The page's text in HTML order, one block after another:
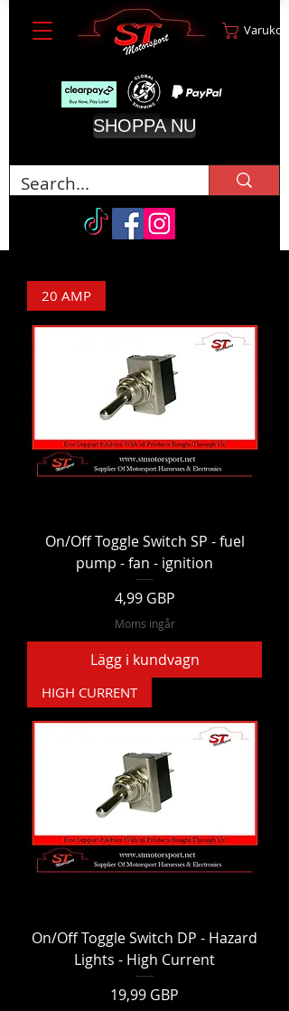
Varukorg
SHOPPA NU
20 AMP
On/Off Toggle Switch SP - fuel
pump - fan - ignition
Pris
4,99 GBP
Moms ingår
Lägg i kundvagn
HIGH CURRENT
On/Off Toggle Switch DP - Hazard
Lights - High Current
Pris
19,99 GBP